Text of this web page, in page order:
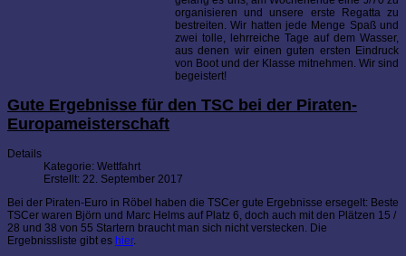
organisieren und unsere erste Regatta zu
bestreiten. Wir hatten jede Menge Spaß und
zwei tolle, lehrreiche Tage auf dem Wasser,
aus denen wir einen guten ersten Eindruck
von Boot und der Klasse mitnehmen. Wir sind
begeistert!
Gute Ergebnisse für den TSC bei der Piraten-
Europameisterschaft
Details
Kategorie: Wettfahrt
Erstellt: 22. September 2017
Bei der Piraten-Euro in Röbel haben die TSCer gute Ergebnisse ersegelt: Beste
TSCer waren Björn und Marc Helms auf Platz 6, doch auch mit den Plätzen 15 /
28 und 38 von 55 Startern braucht man sich nicht verstecken. Die
Ergebnissliste gibt es hier.